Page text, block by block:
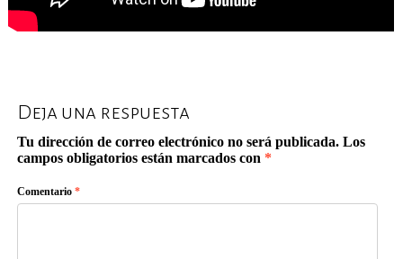
Deja una respuesta
Tu dirección de correo electrónico no será publicada. Los
campos obligatorios están marcados con *
Comentario*